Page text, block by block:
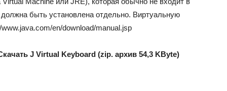
быть установлена отдельно. Виртуальную
en/download/manual.jsp
J Virtual Keyboard (zip. архив 54,3 KByte)